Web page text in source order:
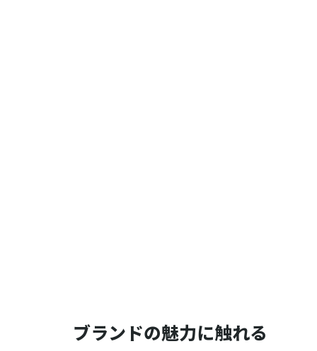
ブランドの魅力に触れる